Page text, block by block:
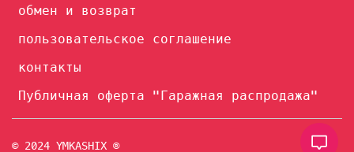
обмен и возврат
пользовательское соглашение
контакты
Публичная оферта "Гаражная распродажа"
© 2024 YMKASHIX ®